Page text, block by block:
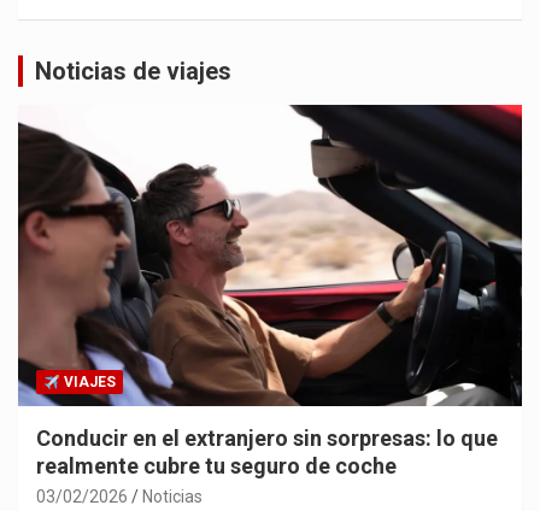
Noticias de viajes
VIAJES
Conducir en el extranjero sin sorpresas: lo que
realmente cubre tu seguro de coche
03/02/2026 Noticias